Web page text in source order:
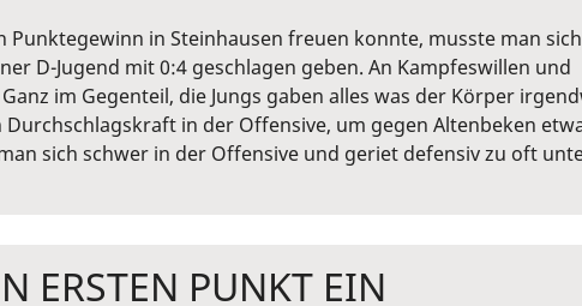
Punktegewinn in Steinhausen freuen konnte, musste man sich
D-Jugend mit 0:4 geschlagen geben. An Kampfeswillen und
im Gegenteil, die Jungs gaben alles was der Körper
in der Offensive, um gegen Altenbeken
sich schwer in der Offensive und geriet defensiv zu oft
ERSTEN PUNKT EIN